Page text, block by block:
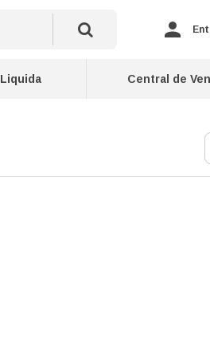
Liquida Central de